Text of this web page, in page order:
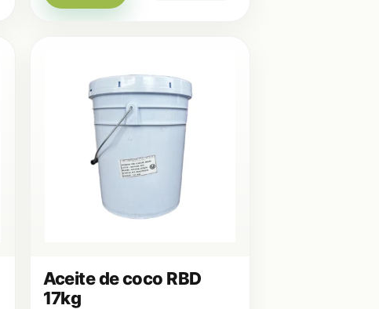
Aceite de coco RBD
17kg